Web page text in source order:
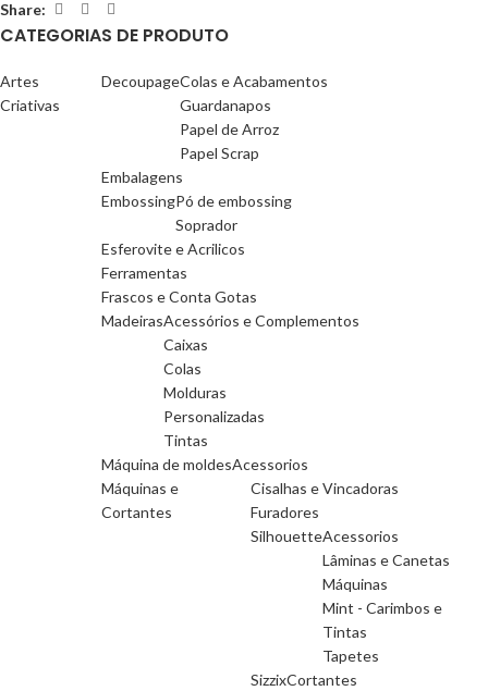
Share:
CATEGORIAS DE PRODUTO
Artes
Criativas
DecoupageColas e Acabamentos
Guardanapos
Papel de Arroz
Papel Scrap
Embalagens
EmbossingPó de embossing
Soprador
Esferovite e Acrilicos
Ferramentas
Frascos e Conta Gotas
MadeirasAcessórios e Complementos
Caixas
Colas
Molduras
Personalizadas
Tintas
Máquina de moldesAcessorios
Máquinas e
Cortantes
Cisalhas e Vincadoras
Furadores
SilhouetteAcessorios
Lâminas e Canetas
Máquinas
Mint - Carimbos e
Tintas
Tapetes
SizzixCortantes